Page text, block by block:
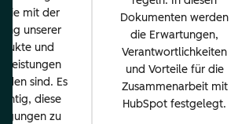
die mit der
unserer
und
sind. Es
diese
zu
Dokumenten werden
die Erwartungen,
Verantwortlichkeiten
und Vorteile für die
Zusammenarbeit mit
HubSpot festgelegt.